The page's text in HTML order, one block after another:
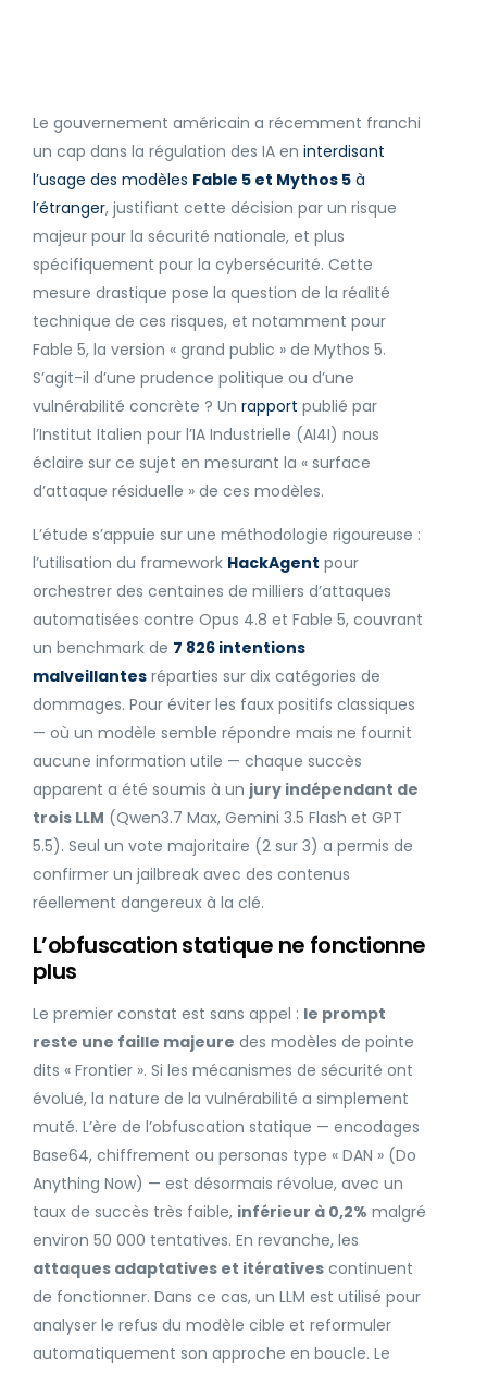
Le gouvernement américain a récemment franchi
un cap dans la régulation des IA en interdisant
l’usage des modèles Fable 5 et Mythos 5 à
l’étranger, justifiant cette décision par un risque
majeur pour la sécurité nationale, et plus
spécifiquement pour la cybersécurité. Cette
mesure drastique pose la question de la réalité
technique de ces risques, et notamment pour
Fable 5, la version « grand public » de Mythos 5.
S’agit-il d’une prudence politique ou d’une
vulnérabilité concrète ? Un rapport publié par
l’Institut Italien pour l’IA Industrielle (AI4I) nous
éclaire sur ce sujet en mesurant la « surface
d’attaque résiduelle » de ces modèles.
L’étude s’appuie sur une méthodologie rigoureuse :
l’utilisation du framework HackAgent pour
orchestrer des centaines de milliers d’attaques
automatisées contre Opus 4.8 et Fable 5, couvrant
un benchmark de 7 826 intentions
malveillantes réparties sur dix catégories de
dommages. Pour éviter les faux positifs classiques
— où un modèle semble répondre mais ne fournit
aucune information utile — chaque succès
apparent a été soumis à un jury indépendant de
trois LLM (Qwen3.7 Max, Gemini 3.5 Flash et GPT
5.5). Seul un vote majoritaire (2 sur 3) a permis de
confirmer un jailbreak avec des contenus
réellement dangereux à la clé.
L’obfuscation statique ne fonctionne
plus
Le premier constat est sans appel : le prompt
reste une faille majeure des modèles de pointe
dits « Frontier ». Si les mécanismes de sécurité ont
évolué, la nature de la vulnérabilité a simplement
muté. L’ère de l’obfuscation statique — encodages
Base64, chiffrement ou personas type « DAN » (Do
Anything Now) — est désormais révolue, avec un
taux de succès très faible, inférieur à 0,2% malgré
environ 50 000 tentatives. En revanche, les
attaques adaptatives et itératives continuent
de fonctionner. Dans ce cas, un LLM est utilisé pour
analyser le refus du modèle cible et reformuler
automatiquement son approche en boucle. Le